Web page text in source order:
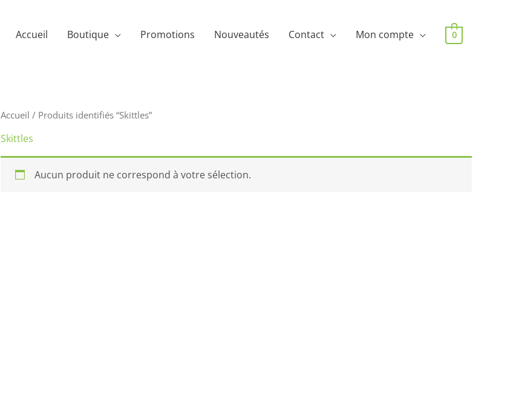
Accueil Boutique Promotions Nouveautés Contact Mon compte 0
Accueil / Produits identifiés “Skittles”
Skittles
Aucun produit ne correspond à votre sélection.